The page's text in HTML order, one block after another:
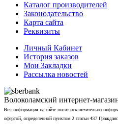
Каталог производителей
Законодательство
Карта сайта
Реквизиты
Личный Кабинет
История заказов
Мои Закладки
Рассылка новостей
Волоколамский интернет-
Вся информация на сайте носит исключительно
офертой, определенной пунктом 2 статьи 437